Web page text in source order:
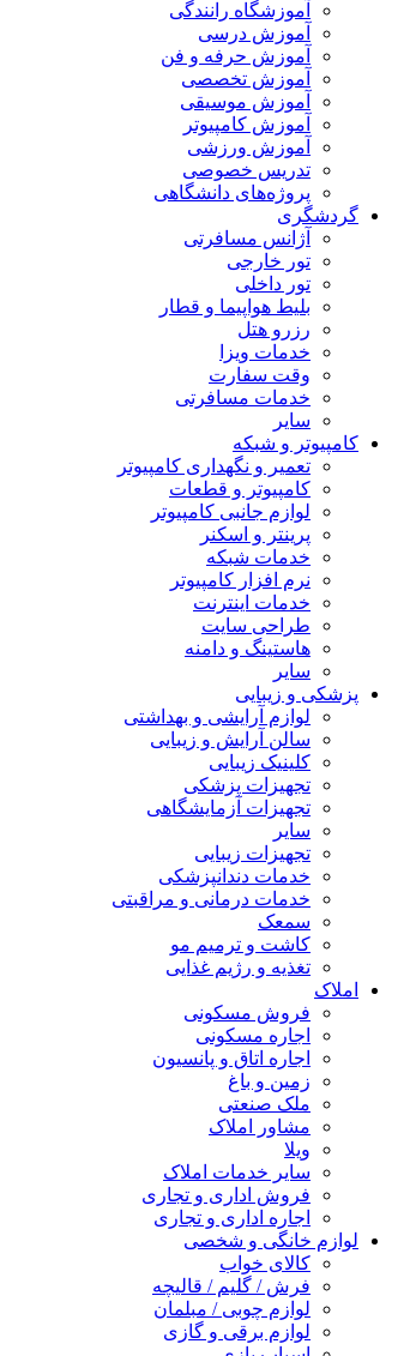
آموزشگاه رانندگی
آموزش درسی
آموزش حرفه و فن
آموزش تخصصی
آموزش موسیقی
آموزش کامپیوتر
آموزش ورزشی
تدریس خصوصی
پروژه‌های دانشگاهی
گردشگری
آژانس مسافرتی
تور خارجی
تور داخلی
بلیط هواپیما و قطار
رزرو هتل
خدمات ویزا
وقت سفارت
خدمات مسافرتی
سایر
کامپیوتر و شبکه
تعمیر و نگهداری کامپیوتر
کامپیوتر و قطعات
لوازم جانبی کامپیوتر
پرینتر و اسکنر
خدمات شبکه
نرم افزار کامپیوتر
خدمات اینترنت
طراحی سایت
هاستینگ و دامنه
سایر
پزشکی و زیبایی
لوازم آرایشی و بهداشتی
سالن آرایش و زیبایی
کلینیک زیبایی
تجهیزات پزشکی
تجهیزات آزمایشگاهی
سایر
تجهیزات زیبایی
خدمات دندانپزشکی
خدمات درمانی و مراقبتی
سمعک
کاشت و ترمیم مو
تغذیه و رژیم غذایی
املاک
فروش مسکونی
اجاره مسکونی
اجاره اتاق و پانسیون
زمین و باغ
ملک صنعتی
مشاور املاک
ویلا
سایر خدمات املاک
فروش اداری و تجاری
اجاره اداری و تجاری
لوازم خانگی و شخصی
کالای خواب
فرش / گلیم / قالیچه
لوازم چوبی / مبلمان
لوازم برقی و گازی